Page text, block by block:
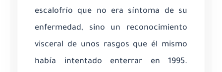
escalofrío que no era síntoma de su
enfermedad, sino un reconocimiento
visceral de unos rasgos que él mismo
había intentado enterrar en 1995.